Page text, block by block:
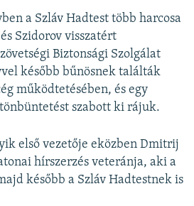
a Szláv Hadtest több harcosa
Szidorov visszatért
Biztonsági Szolgálat
később bűnösnek találták
működtetésében, és egy
szabott ki rájuk.
első vezetője eközben Dmitrij
hírszerzés veteránja, aki a
később a Szláv Hadtestnek is